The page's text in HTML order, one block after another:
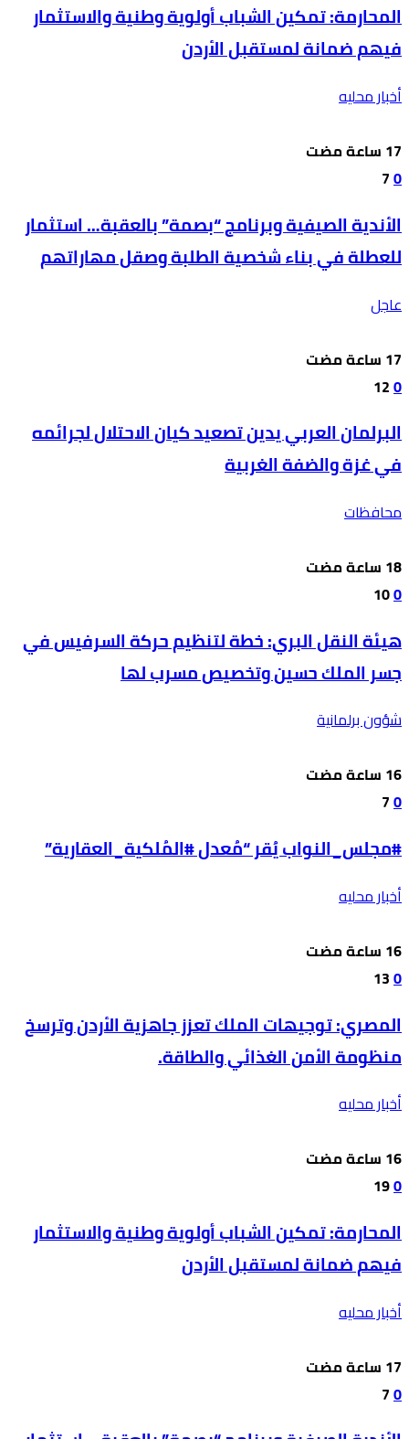
المحارمة: تمكين الشباب أولوية وطنية والاستثمار
فيهم ضمانة لمستقبل الأردن
أخبار محليه
0
7
الأندية الصيفية وبرنامج “بصمة” بالعقبة… استثمار
للعطلة في بناء شخصية الطلبة وصقل مهاراتهم
عاجل
0
12
البرلمان العربي يدين تصعيد كيان الاحتلال لجرائمه
في غزة والضفة الغربية
محافظات
0
10
هيئة النقل البري: خطة لتنظيم حركة السرفيس في
جسر الملك حسين وتخصيص مسرب لها
شؤون برلمانية
0
7
#مجلس_النواب يُقر “مُعدل #المُلكية_العقارية”
أخبار محليه
0
13
المصري: توجيهات الملك تعزز جاهزية الأردن وترسخ
منظومة الأمن الغذائي والطاقة.
أخبار محليه
0
19
المحارمة: تمكين الشباب أولوية وطنية والاستثمار
فيهم ضمانة لمستقبل الأردن
أخبار محليه
0
7